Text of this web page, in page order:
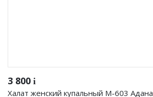
3 800 i
Халат женский купальный М-603 Адана